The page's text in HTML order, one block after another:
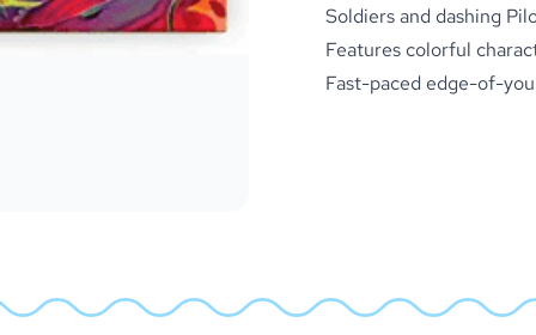
Soldiers and dashing
Features colorful
Fast-paced edge-of-